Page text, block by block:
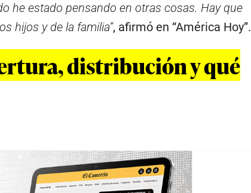
he estado pensando en otras cosas. Hay que
hijos y de la familia”, afirmó en “América Hoy”.
distribución y qué